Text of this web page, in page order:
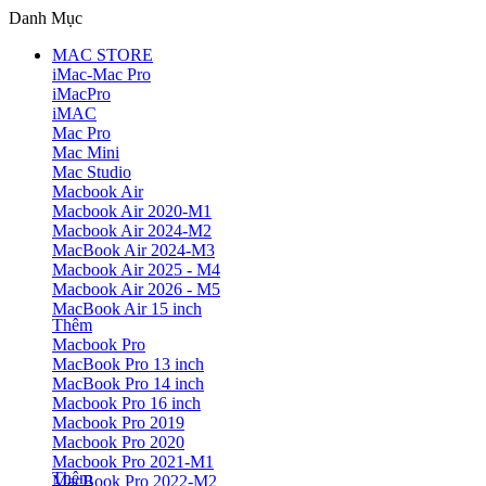
Danh Mục
MAC STORE
iMac-Mac Pro
iMacPro
iMAC
Mac Pro
Mac Mini
Mac Studio
Macbook Air
Macbook Air 2020-M1
Macbook Air 2024-M2
MacBook Air 2024-M3
Macbook Air 2025 - M4
Macbook Air 2026 - M5
MacBook Air 15 inch
Thêm
Macbook Pro
MacBook Pro 13 inch
MacBook Pro 14 inch
Macbook Pro 16 inch
Macbook Pro 2019
Macbook Pro 2020
Macbook Pro 2021-M1
MacBook Pro 2022-M2
Thêm